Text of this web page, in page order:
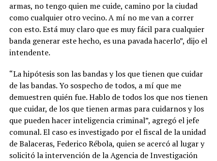
armas, no tengo quien me cuide, camino por la ciudad
como cualquier otro vecino. A mí no me van a correr
con esto. Está muy claro que es muy fácil para cualquier
banda generar este hecho, es una pavada hacerlo”, dijo el
intendente.
“La hipótesis son las bandas y los que tienen que cuidar
de las bandas. Yo sospecho de todos, a mí que me
demuestren quién fue. Hablo de todos los que nos tienen
que cuidar, de los que tienen armas para cuidarnos y los
que pueden hacer inteligencia criminal”, agregó el jefe
comunal. El caso es investigado por el fiscal de la unidad
de Balaceras, Federico Rébola, quien se acercó al lugar y
solicitó la intervención de la Agencia de Investigación